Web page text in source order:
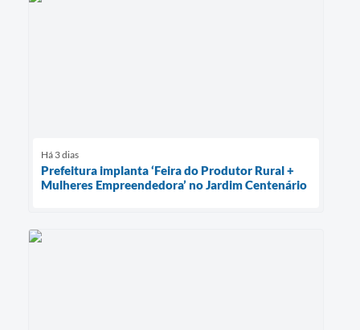
Há 3 dias
Prefeitura implanta ‘Feira do Produtor Rural +
Mulheres Empreendedora’ no Jardim Centenário